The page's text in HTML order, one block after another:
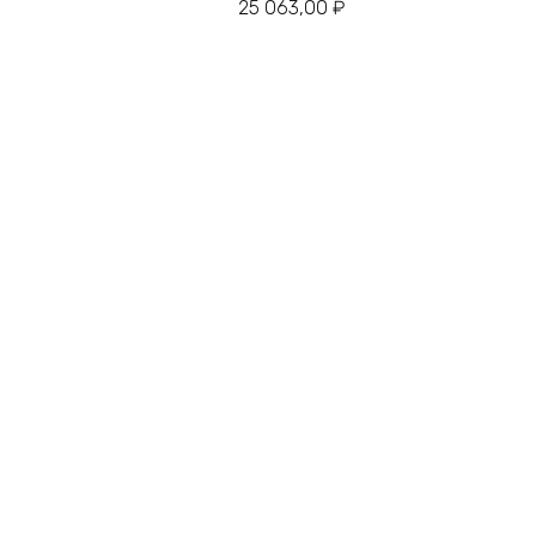
25 063,00₽